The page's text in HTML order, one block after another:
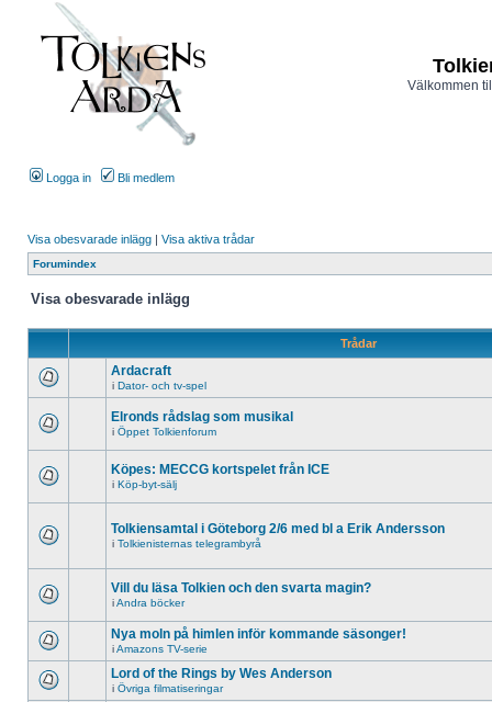
Välkommen
Logga in Bli medlem
Visa obesvarade inlägg | Visa aktiva trådar
Forumindex
Visa obesvarade inlägg
Trådar
Ardacraft
i Dator- och tv-spel
Elronds rådslag som musikal
i Öppet Tolkienforum
Köpes: MECCG kortspelet från ICE
i Köp-byt-sälj
Tolkiensamtal i Göteborg 2/6 med bl a Erik Andersson
i Tolkienisternas telegrambyrå
Vill du läsa Tolkien och den svarta magin?
iAndra böcker
Nya moln på himlen inför kommande säsonger!
iAmazons TV-serie
Lord of the Rings by Wes Anderson
i Övriga filmatiseringar